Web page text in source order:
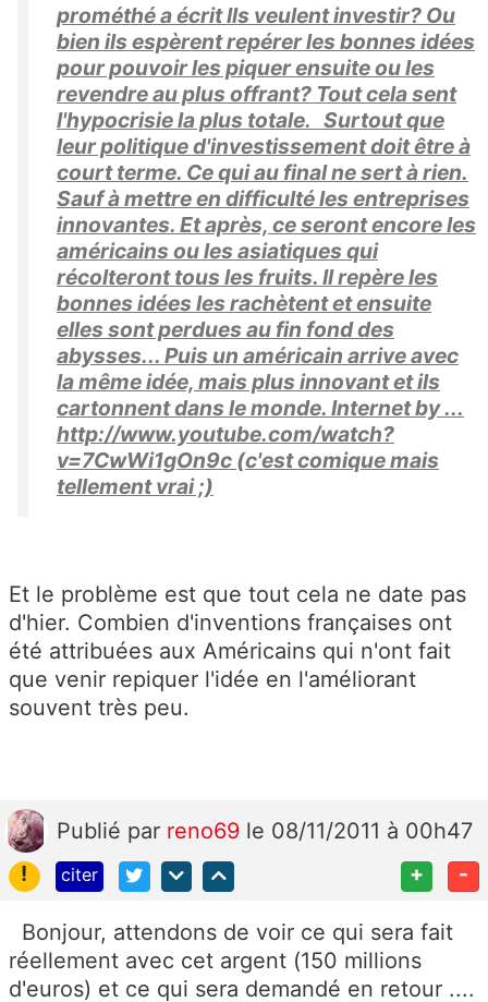
prométhé a écrit Ils veulent investir? Ou
bien ils espèrent repérer les bonnes idées
pour pouvoir les piquer ensuite ou les
revendre au plus offrant? Tout cela sent
l'hypocrisie la plus totale. Surtout que
leur politique d'investissement doit être à
court terme. Ce qui au final ne sert à rien.
Sauf à mettre en difficulté les entreprises
innovantes. Et après, ce seront encore les
américains ou les asiatiques qui
récolteront tous les fruits. Il repère les
bonnes idées les rachètent et ensuite
elles sont perdues au fin fond des
abysses... Puis un américain arrive avec
la même idée, mais plus innovant et ils
cartonnent dans le monde. Internet by ...
http://www.youtube.com/watch?
v=7CwWi1gOn9c (c'est comique mais
tellement vrai ;)
Et le problème est que tout cela ne date pas
d'hier. Combien d'inventions françaises ont
été attribuées aux Américains qui n'ont fait
que venir repiquer l'idée en l'améliorant
souvent très peu.
Publié par reno69 le 08/11/2011 à 00h47
!
citer + -
Bonjour, attendons de voir ce qui sera fait
réellement avec cet argent (150 millions
d'euros) et ce qui sera demandé en retour ....